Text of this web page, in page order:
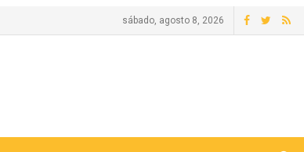
sábado, agosto 8, 2026